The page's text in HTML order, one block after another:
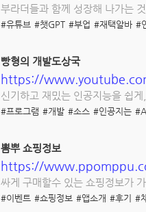
부라더들과 함께 성장해 나가는
#유튜브 #챗GPT #부업 #재택알바 #
빵형의 개발도상국
https://
신기하고 재밌는 인공지능을 쉽
#프로그램 #개발 #소스 #인공지는
뽐뿌 쇼핑정보
https://
싸게 구매할수 있는 쇼핑정보가
#이벤트 #쇼핑정보 #앱소개 #후기 #